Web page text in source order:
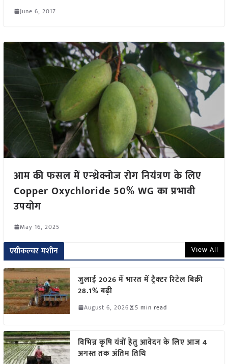
June 6, 2017
आम की फसल में एन्थ्रेक्नोज रोग नियंत्रण के लिए
Copper Oxychloride 50% WG का प्रभावी
उपयोग
May 16, 2025
एग्रीकल्चर मशीन View All
जुलाई 2026 में भारत में ट्रैक्टर रिटेल बिक्री
28.1% बढ़ी
August 6, 2026 5 min read
विभिन्न कृषि यंत्रों हेतु आवेदन के लिए आज 4
अगस्त तक अंतिम तिथि